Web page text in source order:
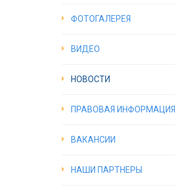
ФОТОГАЛЕРЕЯ
ВИДЕО
НОВОСТИ
ПРАВОВАЯ ИНФОРМАЦИЯ
ВАКАНСИИ
НАШИ ПАРТНЕРЫ